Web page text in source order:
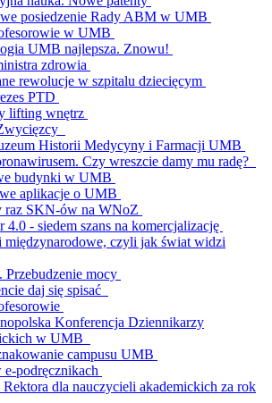
posiedzenie Rady ABM w UMB
w UMB
UMB najlepsza. Znowu!
zdrowia
rewolucje w szpitalu dziecięcym
PTD
lifting wnętrz
Historii Medycyny i Farmacji UMB
Czy wreszcie damy mu radę?
budynki w UMB
aplikacje o UMB
raz SKN-ów na WNoZ
4.0 - siedem szans na komercjalizację
międzynarodowe, czyli jak świat widzi
mocy
daj się spisać
Konferencja Dziennikarzy
w UMB
campusu UMB
podręcznikach
dla nauczycieli akademickich za rok